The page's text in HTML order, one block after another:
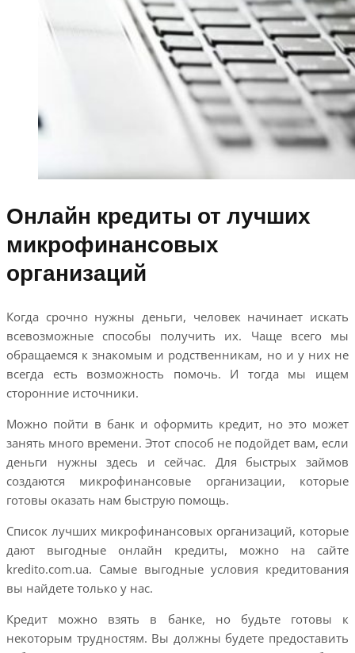
Онлайн кредиты от лучших
микрофинансовых
организаций
Когда срочно нужны деньги, человек начинает искать
всевозможные способы получить их. Чаще всего мы
обращаемся к знакомым и родственникам, но и у них не
всегда есть возможность помочь. И тогда мы ищем
сторонние источники.
Можно пойти в банк и оформить кредит, но это может
занять много времени. Этот способ не подойдет вам, если
деньги нужны здесь и сейчас. Для быстрых займов
создаются микрофинансовые организации, которые
готовы оказать нам быструю помощь.
Список лучших микрофинансовых организаций, которые
дают выгодные онлайн кредиты, можно на сайте
kredito.com.ua. Самые выгодные условия кредитования
вы найдете только у нас.
Кредит можно взять в банке, но будьте готовы к
некоторым трудностям. Вы должны будете предоставить